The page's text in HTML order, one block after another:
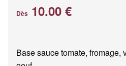
Dès 10.00 €
Base sauce tomate, fromage,